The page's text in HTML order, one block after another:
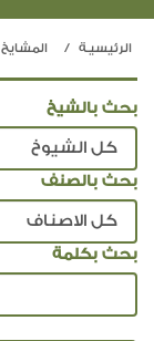
الرئيسيـة المشايخ
بحث بالشيخ
بحث بالصنف
بحث بكلمة